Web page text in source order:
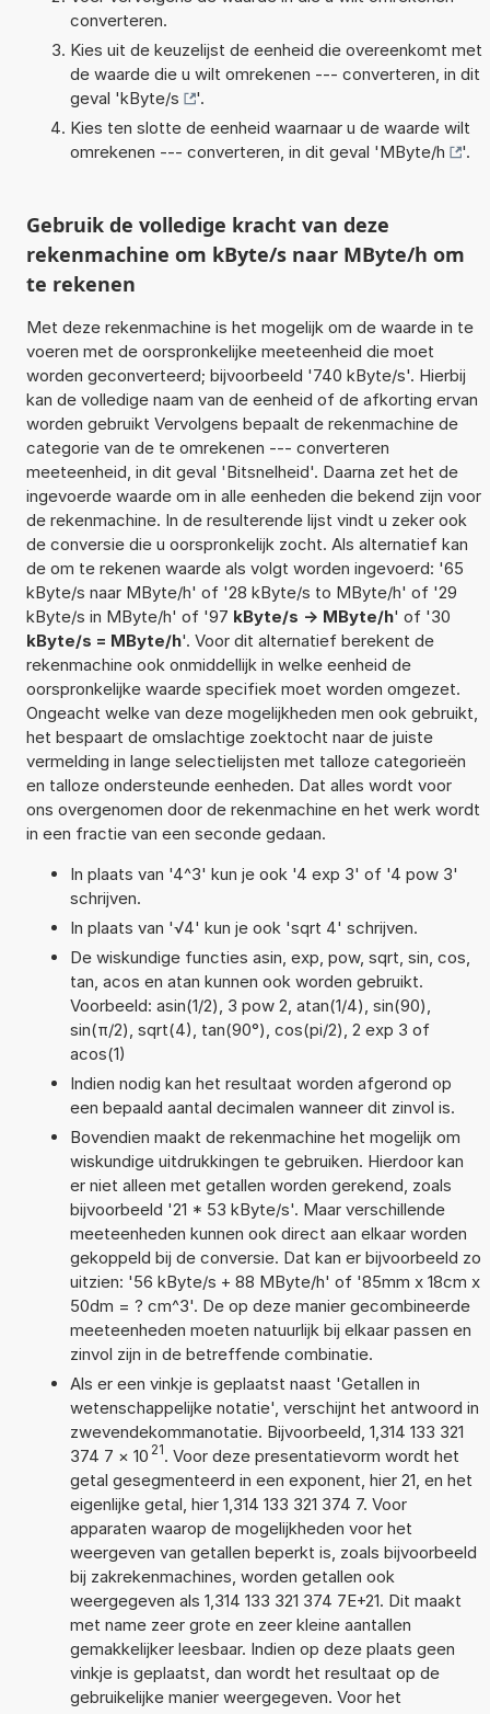
converteren.
Kies uit de keuzelijst de eenheid die overeenkomt met
de waarde die u wilt omrekenen --- converteren, in dit
geval 'kByte/s
'.
Kies ten slotte de eenheid waarnaar u de waarde wilt
omrekenen --- converteren, in dit geval 'MByte/h '.
Gebruik de volledige kracht van deze
rekenmachine om kByte/s naar MByte/h om
te rekenen
Met deze rekenmachine is het mogelijk om de waarde in te
voeren met de oorspronkelijke meeteenheid die moet
worden geconverteerd; bijvoorbeeld '740 kByte/s'. Hierbij
kan de volledige naam van de eenheid of de afkorting ervan
worden gebruikt Vervolgens bepaalt de rekenmachine de
categorie van de te omrekenen --- converteren
meeteenheid, in dit geval 'Bitsnelheid'. Daarna zet het de
ingevoerde waarde om in alle eenheden die bekend zijn voor
de rekenmachine. In de resulterende lijst vindt u zeker ook
de conversie die u oorspronkelijk zocht. Als alternatief kan
de om te rekenen waarde als volgt worden ingevoerd: '65
kByte/s naar MByte/h' of '28 kByte/s to MByte/h' of '29
kByte/s in MByte/h' of '97 kByte/s -> MByte/h' of '30
kByte/s = MByte/h'. Voor dit alternatief berekent de
rekenmachine ook onmiddellijk in welke eenheid de
oorspronkelijke waarde specifiek moet worden omgezet.
Ongeacht welke van deze mogelijkheden men ook gebruikt,
het bespaart de omslachtige zoektocht naar de juiste
vermelding in lange selectielijsten met talloze categorieën
en talloze ondersteunde eenheden. Dat alles wordt voor
ons overgenomen door de rekenmachine en het werk wordt
in een fractie van een seconde gedaan.
In plaats van '4^3' kun je ook '4 exp 3' of '4 pow 3'
schrijven.
In plaats van '√4' kun je ook 'sqrt 4' schrijven.
De wiskundige functies asin, exp, pow, sqrt, sin, cos,
tan, acos en atan kunnen ook worden gebruikt.
Voorbeeld: asin(1/2), 3 pow 2, atan(1/4), sin(90),
sin(π/2), sqrt(4), tan(90°), cos(pi/2), 2 exp 3 of
acos(1)
Indien nodig kan het resultaat worden afgerond op
een bepaald aantal decimalen wanneer dit zinvol is.
Bovendien maakt de rekenmachine het mogelijk om
wiskundige uitdrukkingen te gebruiken. Hierdoor kan
er niet alleen met getallen worden gerekend, zoals
bijvoorbeeld '21 * 53 kByte/s'. Maar verschillende
meeteenheden kunnen ook direct aan elkaar worden
gekoppeld bij de conversie. Dat kan er bijvoorbeeld zo
uitzien: '56 kByte/s + 88 MByte/h' of '85mm x 18cm x
50dm = ? cm^3'. De op deze manier gecombineerde
meeteenheden moeten natuurlijk bij elkaar passen en
zinvol zijn in de betreffende combinatie.
Als er een vinkje is geplaatst naast 'Getallen in
wetenschappelijke notatie', verschijnt het antwoord in
zwevendekommanotatie. Bijvoorbeeld, 1,314 133 321
374 7 × 10 21. Voor deze presentatievorm wordt het
getal gesegmenteerd in een exponent, hier 21, en het
eigenlijke getal, hier 1,314 133 321 374 7. Voor
apparaten waarop de mogelijkheden voor het
weergeven van getallen beperkt is, zoals bijvoorbeeld
bij zakrekenmachines, worden getallen ook
weergegeven als 1,314 133 321 374 7E+21. Dit maakt
met name zeer grote en zeer kleine aantallen
gemakkelijker leesbaar. Indien op deze plaats geen
vinkje is geplaatst, dan wordt het resultaat op de
gebruikelijke manier weergegeven. Voor het